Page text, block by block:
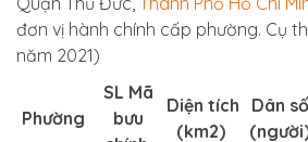
đơn vị hành chính cấp phường. Cụ
năm 2021)
Phường
SL Mã
bưu
Diện tích
(km2)
Dân số